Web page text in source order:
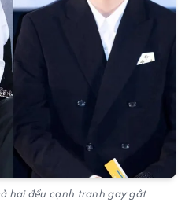
hai đều cạnh tranh gay gắt